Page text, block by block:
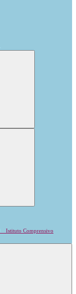
Istituto Comprensivo